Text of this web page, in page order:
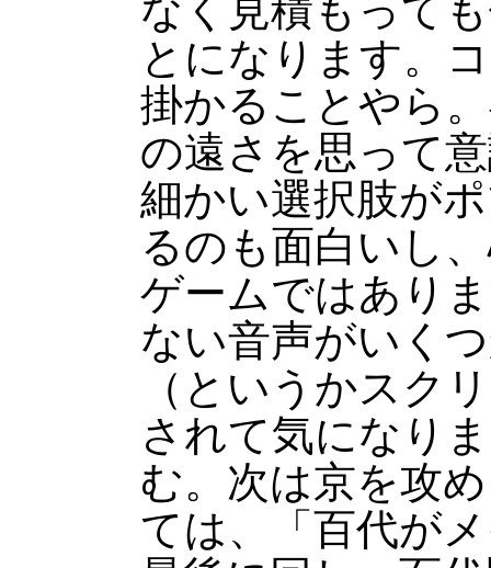
なく見積もって
とになります。
掛かることやら
の遠さを思って
細かい選択肢が
るのも面白いし
ゲームではあり
ない音声がいく
（というかスク
されて気になり
む。次は京を攻
ては、「百代が